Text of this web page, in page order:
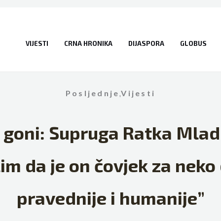
VIJESTI CRNA HRONIKA DIJASPORA GLOBUS
Posljednje,Vijesti
goni: Supruga Ratka
da je on čovjek za
pravednije i humanije”